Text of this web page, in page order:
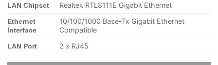
LAN Chipset Realtek RTL8111E Gigabit Ethernet
Ethernet
Interface
10/100/1000 Base-Tx Gigabit Ethernet
Compatible
LAN Port 2 x RJ45